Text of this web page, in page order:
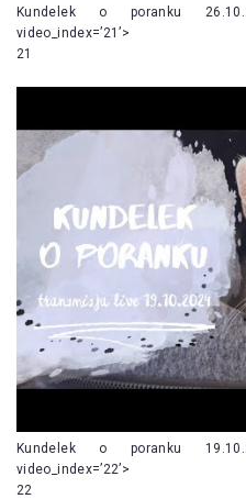
Kundelek o poranku
video_index=’21’>
21
Kundelek o poranku
video_index=’22’>
22